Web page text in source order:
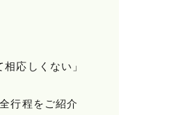
応しくない」
行程をご紹介